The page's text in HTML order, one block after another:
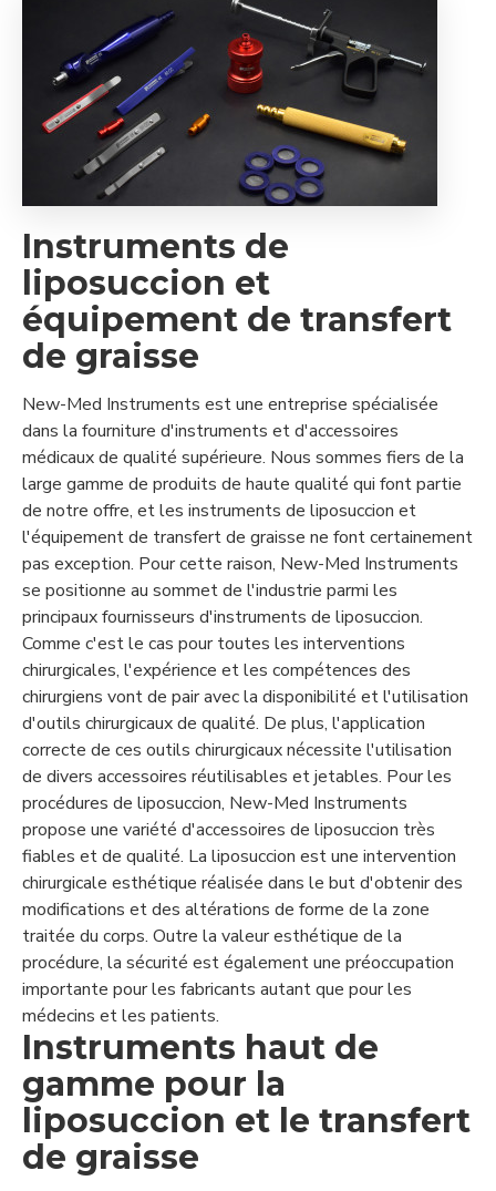
Instruments de
liposuccion et
équipement de transfert
de graisse
New-Med Instruments est une entreprise spécialisée
dans la fourniture d'instruments et d'accessoires
médicaux de qualité supérieure. Nous sommes fiers de la
large gamme de produits de haute qualité qui font partie
de notre offre, et les instruments de liposuccion et
l'équipement de transfert de graisse ne font certainement
pas exception. Pour cette raison, New-Med Instruments
se positionne au sommet de l'industrie parmi les
principaux fournisseurs d'instruments de liposuccion.
Comme c'est le cas pour toutes les interventions
chirurgicales, l'expérience et les compétences des
chirurgiens vont de pair avec la disponibilité et l'utilisation
d'outils chirurgicaux de qualité. De plus, l'application
correcte de ces outils chirurgicaux nécessite l'utilisation
de divers accessoires réutilisables et jetables. Pour les
procédures de liposuccion, New-Med Instruments
propose une variété d'accessoires de liposuccion très
fiables et de qualité. La liposuccion est une intervention
chirurgicale esthétique réalisée dans le but d'obtenir des
modifications et des altérations de forme de la zone
traitée du corps. Outre la valeur esthétique de la
procédure, la sécurité est également une préoccupation
importante pour les fabricants autant que pour les
médecins et les patients.
Instruments haut de
gamme pour la
liposuccion et le transfert
de graisse